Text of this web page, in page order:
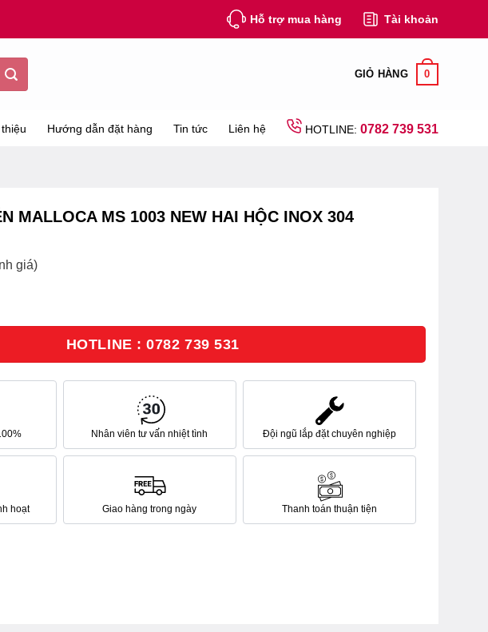
Hỗ trợ mua hàng Tài khoản
GIỎ HÀNG 0
Hướng dẫn đặt hàng Tin tức Liên hệ HOTLINE: 0782 739 531
MALLOCA MS 1003 NEW HAI HỘC INOX 304
giá)
HOTLINE : 0782 739 531
Nhân viên tư vấn nhiệt tình Đội ngũ lắp đặt chuyên nghiệp
hoạt Giao hàng trong ngày Thanh toán thuận tiện